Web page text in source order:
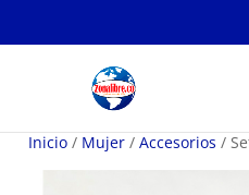
Inicio / Mujer / Accesorios /